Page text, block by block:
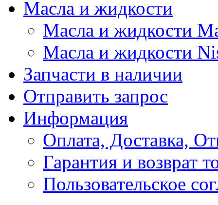
Масла и жидкости
Масла и жидкости
Масла и жидкости
Запчасти в наличии
Отправить запрос
Информация
Оплата, Доставка,
Гарантия и возврат
Пользовательское